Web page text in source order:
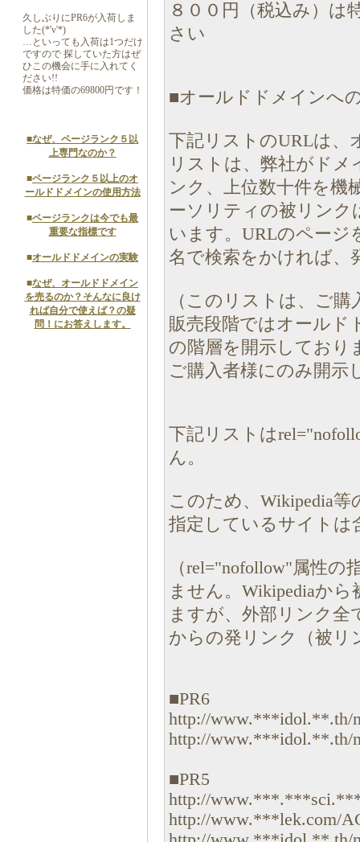
久しぶりにPR6が入荷しま
した(*'v'*)
…といっても入荷は1つだけ
ですので 探していた方はぜ
ひこの機会に手に入れてく
ださい!!
価格は特価の69800円です！
■なぜ、ページランク５以
上専門なのか？
■ページランク５以上のオ
ールドドメインの使用方法
■ページランクは今でも最
重要な指標です
■オールドドメインの実験
■なぜ、オールドドメイン
を売るのか？そんなに良け
れば自分で使えば？の疑
問！にお答えします。
８００円（税込み）
さい
■オールドドメインへ
下記リストのURLは
リストは、弊社がド
ンク、上位数十件を機
ーソリティの被リンク
います。URLのページ
名で検索をかければ、
（このリストは、ご
販売段階ではオールド
の階層を開示しており
ご購入者様にのみ開示
下記リストは
ん。
このため、Wikipedia
指定しているサイトは
（rel="nofollow"属性
ません。Wikipediaか
ますが、外部リンク全
からの発リンク（被リ
■PR6
http://www.***idol.**.th/
http://www.***idol.**.th/
■PR5
http://
http://www.***lek.com/